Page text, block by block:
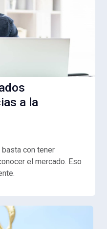
a la
con tener
el mercado. Eso